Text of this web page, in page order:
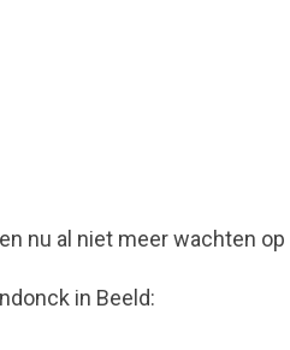
nu al niet meer wachten
in Beeld: